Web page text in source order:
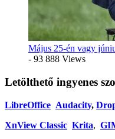
Május 25-én vagy
- 93 888 Views
Letölthető ingyenes
LibreOffice Audacity,
XnView Classic Krita,